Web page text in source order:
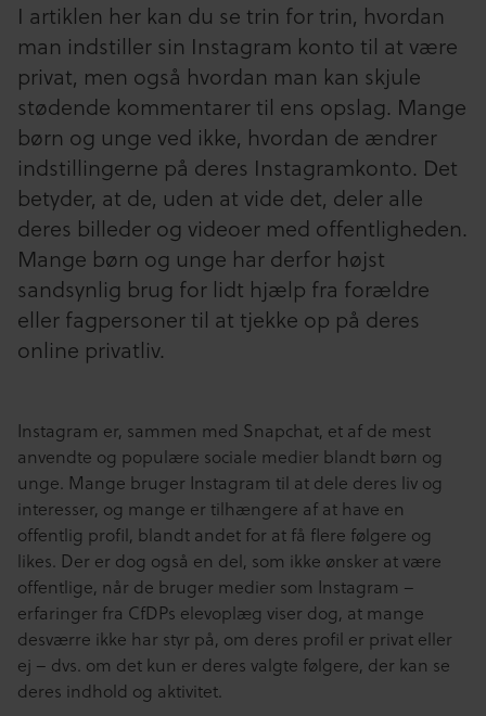
I artiklen her kan du se trin for trin, hvordan
man indstiller sin Instagram konto til at være
privat, men også hvordan man kan skjule
stødende kommentarer til ens opslag. Mange
børn og unge ved ikke, hvordan de ændrer
indstillingerne på deres Instagramkonto. Det
betyder, at de, uden at vide det, deler alle
deres billeder og videoer med offentligheden.
Mange børn og unge har derfor højst
sandsynlig brug for lidt hjælp fra forældre
eller fagpersoner til at tjekke op på deres
online privatliv.
Instagram er, sammen med Snapchat, et af de mest
anvendte og populære sociale medier blandt børn og
unge. Mange bruger Instagram til at dele deres liv og
interesser, og mange er tilhængere af at have en
offentlig profil, blandt andet for at få flere følgere og
likes. Der er dog også en del, som ikke ønsker at være
offentlige, når de bruger medier som Instagram –
erfaringer fra CfDPs elevoplæg viser dog, at mange
desværre ikke har styr på, om deres profil er privat eller
ej – dvs. om det kun er deres valgte følgere, der kan se
deres indhold og aktivitet.